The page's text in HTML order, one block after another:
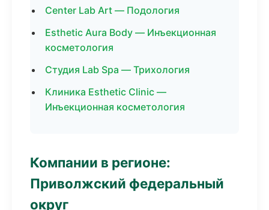
Center Lab Art — Подология
Esthetic Aura Body — Инъекционная
косметология
Студия Lab Spa — Трихология
Клиника Esthetic Clinic —
Инъекционная косметология
Компании в регионе:
Приволжский федеральный
округ